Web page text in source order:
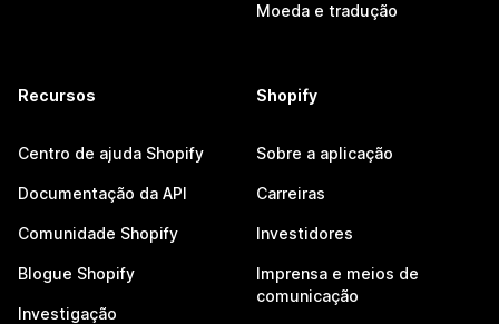
Moeda e tradução
Recursos
Centro de ajuda Shopify
Documentação da API
Comunidade Shopify
Blogue Shopify
Investigação
Shopify
Sobre a aplicação
Carreiras
Investidores
Imprensa e meios de
comunicação